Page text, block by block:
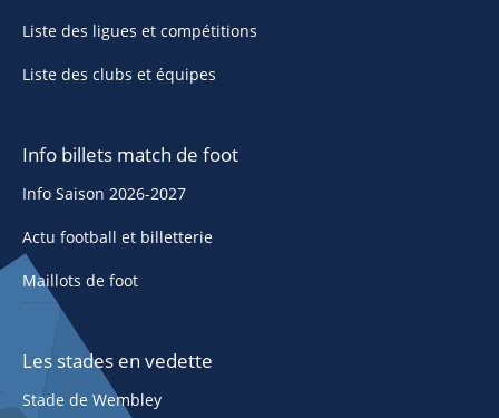
Liste des ligues et compétitions
Liste des clubs et équipes
Info billets match de foot
Info Saison 2026-2027
Actu football et billetterie
Maillots de foot
Les stades en vedette
Stade de Wembley